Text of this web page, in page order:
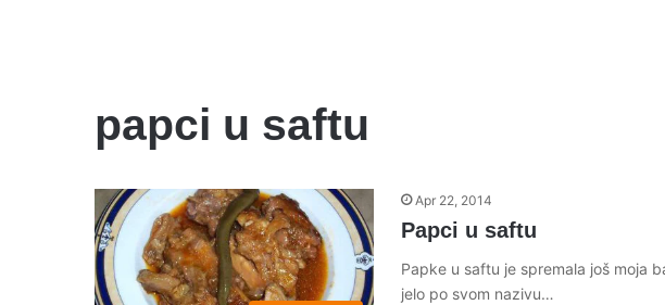
papci u saftu
Apr 22, 2014
Papci u saftu
Papke u saftu je spremala još moja
jelo po svom nazivu…